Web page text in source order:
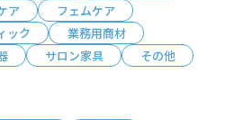
ア
フェムケア
ック
業務用商材
サロン家具 その他